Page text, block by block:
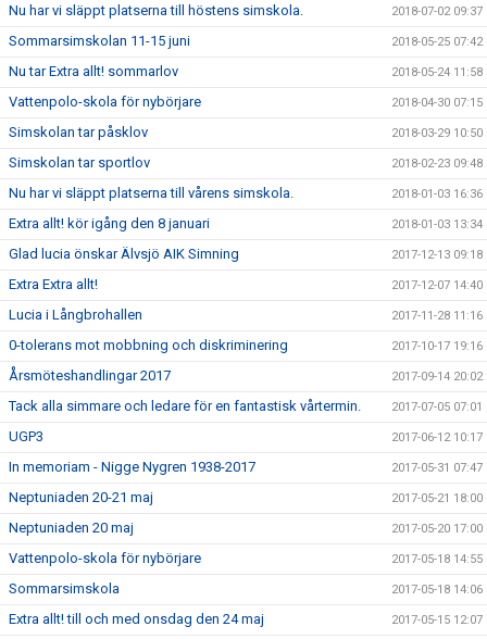
Nu har vi släppt platserna till höstens simskola. 2018-07-02 09:37
Sommarsimskolan 11-15 juni 2018-05-25 07:42
Nu tar Extra allt! sommarlov 2018-05-24 11:58
Vattenpolo-skola för nybörjare 2018-04-30 07:15
Simskolan tar påsklov 2018-03-29 10:50
Simskolan tar sportlov 2018-02-23 09:48
Nu har vi släppt platserna till vårens simskola. 2018-01-03 16:36
Extra allt! kör igång den 8 januari 2018-01-03 13:34
Glad lucia önskar Älvsjö AIK Simning 2017-12-13 09:18
Extra Extra allt! 2017-12-07 14:40
Lucia i Långbrohallen 2017-11-28 11:16
0-tolerans mot mobbning och diskriminering 2017-10-17 19:16
Årsmöteshandlingar 2017 2017-09-14 20:02
Tack alla simmare och ledare för en fantastisk vårtermin. 2017-07-05 07:01
UGP3 2017-06-12 10:17
In memoriam - Nigge Nygren 1938-2017 2017-05-31 07:47
Neptuniaden 20-21 maj 2017-05-21 18:00
Neptuniaden 20 maj 2017-05-20 17:00
Vattenpolo-skola för nybörjare 2017-05-18 14:55
Sommarsimskola 2017-05-18 14:06
Extra allt! till och med onsdag den 24 maj 2017-05-15 12:07